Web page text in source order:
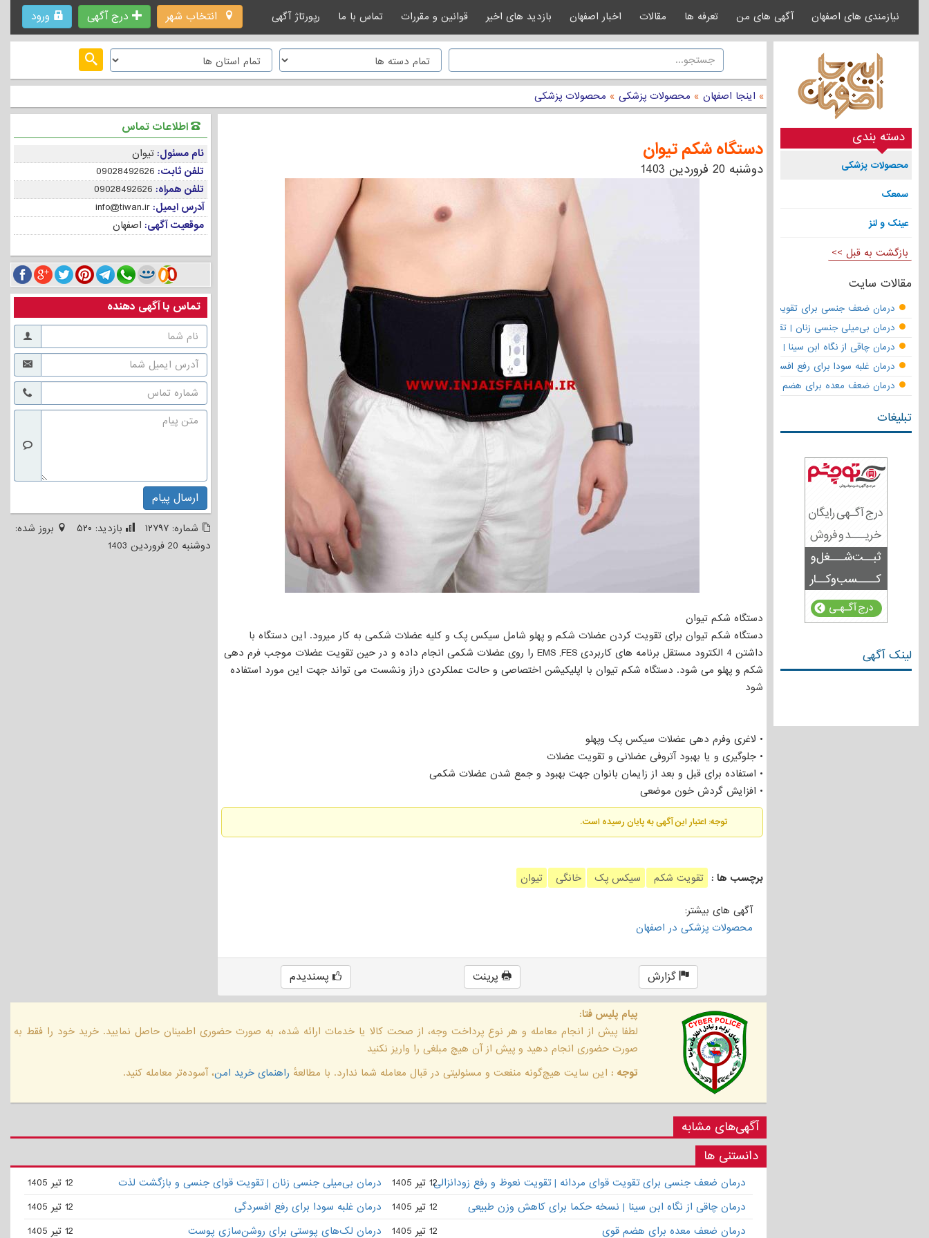
انتخاب شهر درج آگهی ورود نیازمندی های اصفهان آگهی های من تعرفه ها مقالات اخبار اصفهان بازدید های اخیر قوانین و مقررات تماس با ما رپورتاژ آگهی
دسته بندی
محصولات پزشکی
سمعک
عینک و لنز
بازگشت به قبل >>
مقالات سایت
درمان ضعف جنسی برای تقویت قوای مردانه | تقویت نعوظ و رفع زودانزالی
درمان بی‌میلی جنسی زنان | تقویت قوای جنسی و بازگشت لذت
درمان چاقی از نگاه ابن سینا | نسخه حکما برای کاهش وزن طبیعی
درمان غلبه سودا برای رفع افسردگی
درمان ضعف معده برای هضم قوی
تبلیغات
لینک آگهی
» اینجا اصفهان » محصولات پزشکی » محصولات پزشکی
اطلاعات تماس
نام مسئول:تیوان
تلفن ثابت: 09028492626
تلفن همراه: 09028492626
آدرس ایمیل:info@tiwan.ir
موقعیت آگهی: اصفهان
تماس با آگهی دهنده
ارسال پیام
شماره: ۱۲۷۹۷ بازدید: ۵۲۰
بروز شده:
دوشنبه 20 فروردين 1403
دستگاه شکم تیوان
دوشنبه 20 فروردين 1403
دستگاه شکم تیوان
دستگاه شکم تیوان برای تقویت کردن عضلات شکم و پهلو شامل سیکس پک و کلیه عضلات شکمی به کار میرود. این دستگاه با
داشتن 4 الکترود مستقل برنامه های کاربردی EMS ,FES را روی عضلات شکمی انجام داده و در حین تقویت عضلات موجب فرم دهی
شکم و پهلو می شود. دستگاه شکم تیوان با اپلیکیشن اختصاصی و حالت عملکردی دراز ونشست می تواند جهت این مورد استفاده
شود
• لاغری وفرم دهی عضلات سیکس پک وپهلو
• جلوگیری و یا بهبود آتروفی عضلانی و تقویت عضلات
• استفاده برای قبل و بعد از زایمان بانوان جهت بهبود و جمع شدن عضلات شکمی
• افزایش گردش خون موضعی
توجه: اعتبار این آگهی به پایان رسیده است.
برچسب ها : تقویت شکم سیکس پک خانگی تیوان
آگهی های بیشتر:
محصولات پزشکی در اصفهان
گزارش پرینت پسندیدم
پیام پلیس فتا:
لطفا پیش از انجام معامله و هر نوع پرداخت وجه، از صحت کالا یا خدمات ارائه شده، به صورت حضوری اطمینان حاصل نمایید. خرید خود را فقط به
صورت حضوری انجام دهید و پیش از آن هیچ مبلغی را واریز نکنید
توجه : این سایت هیچ‌گونه منفعت و مسئولیتی در قبال معامله شما ندارد. با مطالعهٔ راهنمای خرید امن، آسوده‌تر معامله کنید.
آگهی‌های مشابه
دانستنی ها
درمان ضعف جنسی برای تقویت قوای مردانه | تقویت نعوظ و رفع زودانزالی12 تیر 1405 درمان بی‌میلی جنسی زنان | تقویت قوای جنسی و بازگشت لذت
12 تیر 1405
درمان چاقی از نگاه ابن سینا | نسخه حکما برای کاهش وزن طبیعی
12 تیر 1405 درمان غلبه سودا برای رفع افسردگی
12 تیر 1405
درمان ضعف معده برای هضم قوی
12 تیر 1405 درمان لک‌های پوستی برای روشن‌سازی پوست 12 تیر 1405